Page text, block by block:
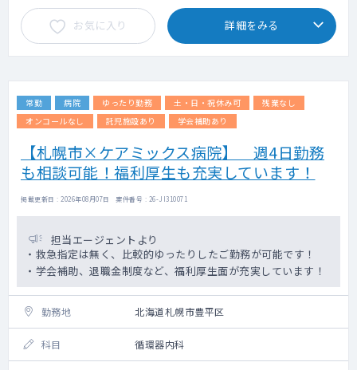
内視鏡検査1,721件（上部1,415件 下部306
件）
胃瘻造設19件
胃ろう交換78件
お気に入り 詳細をみる
常勤 病院 ゆったり勤務 土・日・祝休み可
残業なし
オンコールなし
託児施設あり 学会補助あり
【札幌市×ケアミックス病院】 週4日勤務
も相談可能！福利厚生も充実しています！
掲載更新日 : 2026年08月07日 案件番号 : 26-JI310071
担当エージェントより
・救急指定は無く、比較的ゆったりしたご勤務が可能です！
・学会補助、退職金制度など、福利厚生面が充実しています！
勤務地 北海道札幌市豊平区
科目 循環器内科